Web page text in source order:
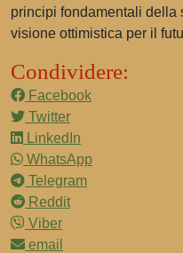
principi fondamentali della
visione ottimistica per il
Condividere:
Facebook
Twitter
LinkedIn
WhatsApp
Telegram
Reddit
Viber
email